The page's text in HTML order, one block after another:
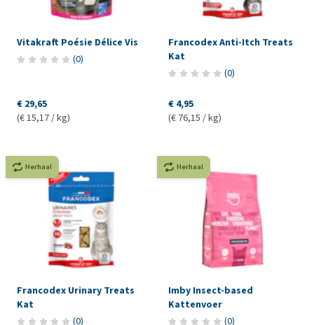
Vitakraft Poésie Délice Vis
(0)
€ 29,65
(€ 15,17 / kg)
Francodex Anti-Itch Treats
Kat
(0)
€ 4,95
(€ 76,15 / kg)
Herhaal
Francodex Urinary Treats
Kat
(0)
Herhaal
Imby Insect-based
Kattenvoer
(0)